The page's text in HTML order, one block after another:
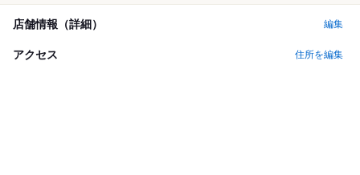
店舗情報（詳細） 編集
アクセス 住所を編集